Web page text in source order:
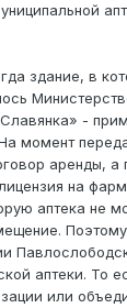
здание, в
-
момент
аренды,
на
аптека не
аптеки. То
или